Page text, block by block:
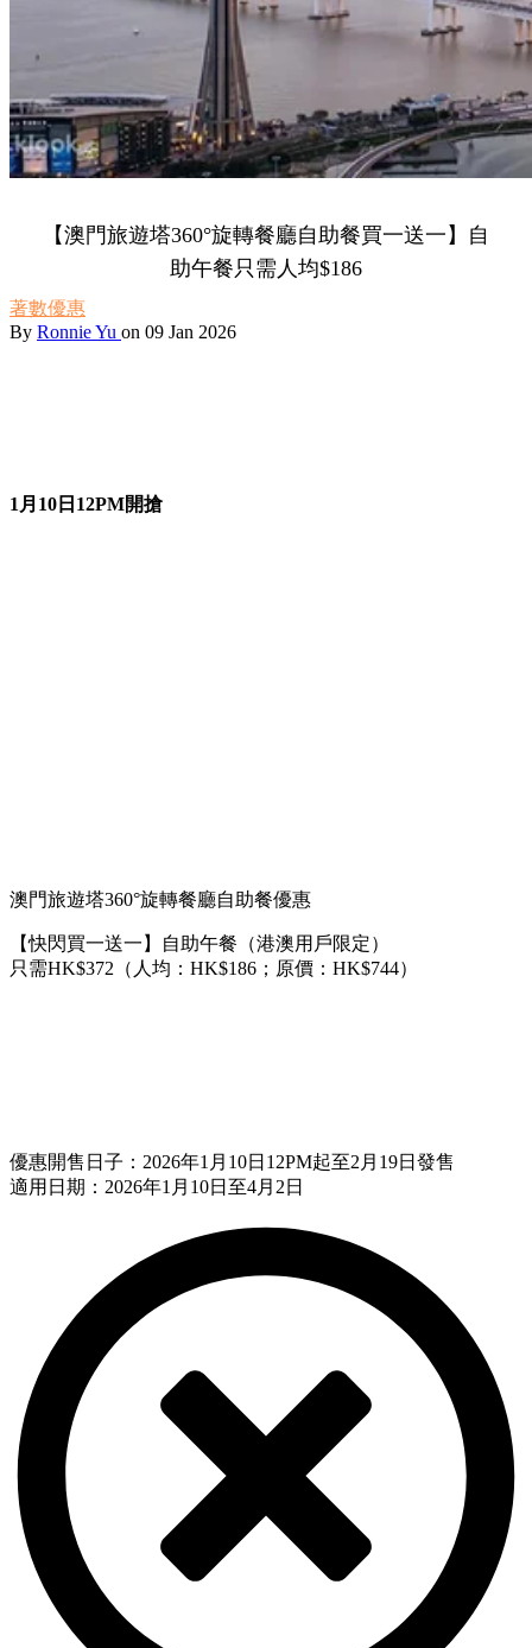
【澳門旅遊塔360°旋轉餐廳自助餐買一送一】自
助午餐只需人均$186
著數優惠
By Ronnie Yu on 09 Jan 2026
1月10日12PM開搶
澳門旅遊塔360°旋轉餐廳自助餐優惠
【快閃買一送一】自助午餐（港澳用戶限定）
只需HK$372（人均：HK$186；原價：HK$744）
優惠開售日子：2026年1月10日12PM起至2月19日發售
適用日期：2026年1月10日至4月2日